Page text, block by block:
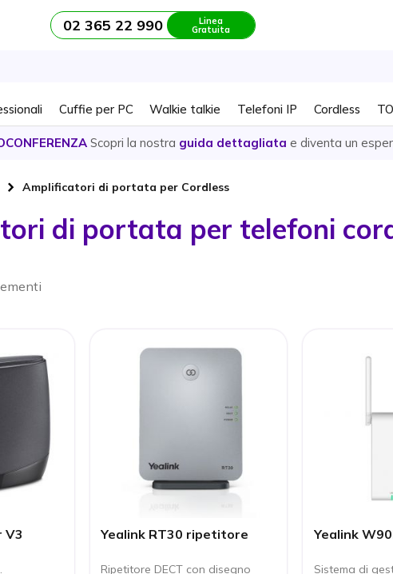
02 365 22 990 Linea
Gratuita
Cuffie per PC Walkie talkie Telefoni IP Cordless
Scopri la nostra guida dettagliata e diventa un
Amplificatori di portata per Cordless
di portata per telefoni
V3 Yealink RT30 ripetitore
Ripetitore DECT con disegno
Yealink
Sistema di